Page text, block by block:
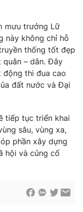
có sự chấp
mưu trưởng Lữ
này không chỉ hỗ
thống tốt đẹp
– dân. Đây
động thi đua cao
đất nước và Đại
tiếp tục triển khai
sâu, vùng xa,
phần xây dựng
hội và củng cố